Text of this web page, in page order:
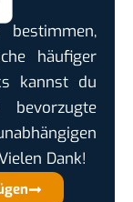
häufiger
kannst du
Dank!